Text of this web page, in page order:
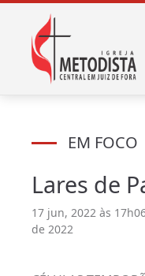
EM FOCO
Lares de
17 jun, 2022 às
de 2022